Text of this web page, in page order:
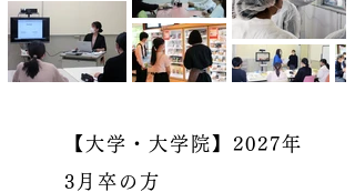
【大学・大学院】2027年
3月卒の方